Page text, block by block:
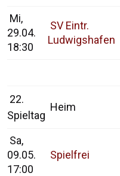
Mi,
29.04.
18:30
SV Eintr.
Ludwigshafen
22.
Spieltag
Heim
Sa,
09.05.
17:00
Spielfrei